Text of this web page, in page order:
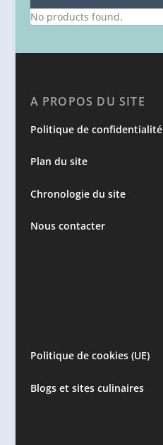
No products found.
A PROPOS DU SITE
Politique de confidentialité
Plan du site
Chronologie du site
Nous contacter
Politique de cookies (UE)
Blogs et sites culinaires